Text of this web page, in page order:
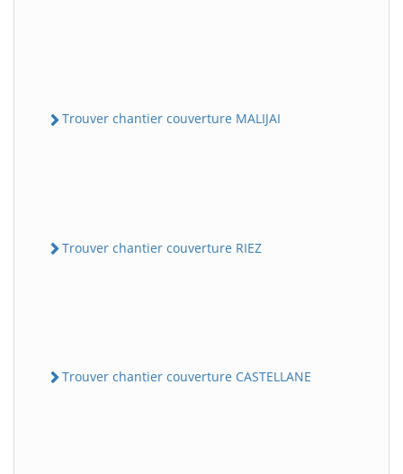
Trouver chantier couverture MALIJAI
Trouver chantier couverture RIEZ
Trouver chantier couverture CASTELLANE